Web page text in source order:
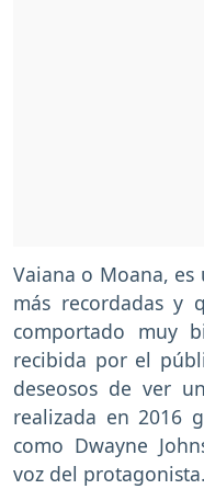
Vaiana o Moana,
más recordadas y
comportado muy
recibida por el
deseosos de ver
realizada en 2016
como Dwayne
voz del protagonista.